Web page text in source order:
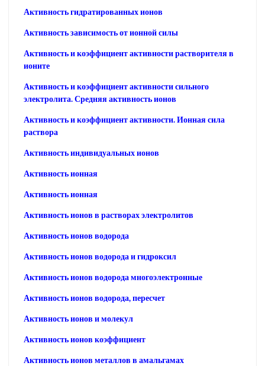
Активность гидратированных ионов
Активность зависимость от ионной силы
Активность и коэффициент активности растворителя в
ионите
Активность и коэффициент активности сильного
электролита. Средняя активность ионов
Активность и коэффициент активности. Ионная сила
раствора
Активность индивидуальных ионов
Активность ионная
Активность ионная
Активность ионов в растворах электролитов
Активность ионов водорода
Активность ионов водорода и гидроксил
Активность ионов водорода многоэлектронные
Активность ионов водорода, пересчет
Активность ионов и молекул
Активность ионов коэффициент
Активность ионов металлов в амальгамах